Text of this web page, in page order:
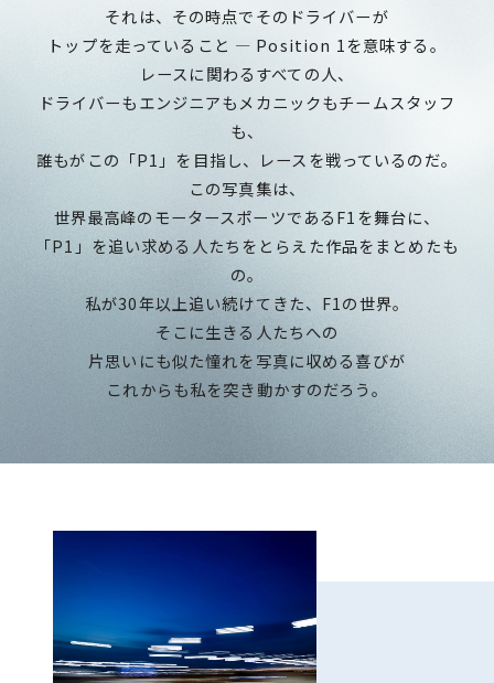
それは、その時点でそのドライバーが
トップを走っていること — Position 1を意味する。
レースに関わるすべての人、
ドライバーもエンジニアもメカニックもチームスタッフ
も、
誰もがこの「P1」を目指し、レースを戦っているのだ。
この写真集は、
世界最高峰のモータースポーツであるF1を舞台に、
「P1」を追い求める人たちをとらえた作品をまとめたも
の。
私が30年以上追い続けてきた、F1の世界。
そこに生きる人たちへの
片思いにも似た憧れを写真に収める喜びが
これからも私を突き動かすのだろう。